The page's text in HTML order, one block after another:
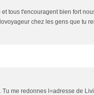
tous t'encouragent bien fort
chez les gens que tu
Tu me redonnes l=adresse de